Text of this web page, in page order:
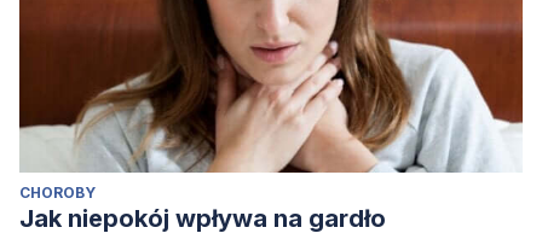
CHOROBY
Jak niepokój wpływa na gardło